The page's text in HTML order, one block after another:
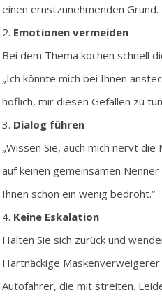
einen ernstzunehmenden Grund.
Emotionen vermeiden
Bei dem Thema kochen schnell
„Ich könnte mich bei Ihnen
höflich, mir diesen Gefallen zu
Dialog führen
„Wissen Sie, auch mich nervt
auf keinen gemeinsamen
Ihnen schon ein wenig bedroht.“
Keine Eskalation
Halten Sie sich zurück und
Hartnäckige
Autofahrer, die mit streiten.